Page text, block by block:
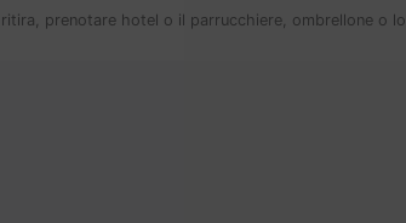
prenotare hotel o il parrucchiere, ombrellone o lo